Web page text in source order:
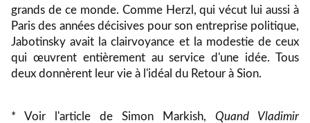
grands de ce monde. Comme Herzl, qui vécut lui aussi à
Paris des années décisives pour son entreprise politique,
Jabotinsky avait la clairvoyance et la modestie de ceux
qui œuvrent entièrement au service d'une idée. Tous
deux donnèrent leur vie à l'idéal du Retour à Sion.
* Voir l'article de Simon Markish, Quand Vladimir